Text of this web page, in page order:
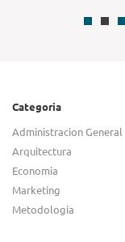
Categoria
Administracion General
Arquitectura
Economia
Marketing
Metodologia